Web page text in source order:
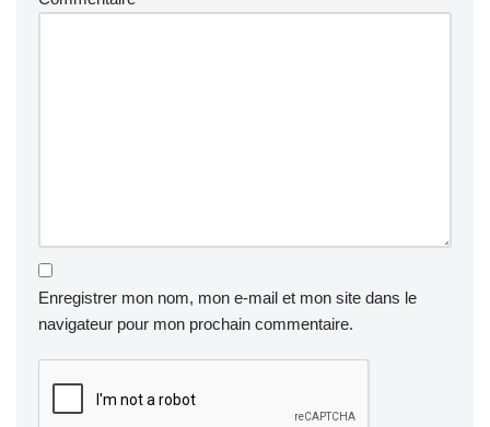
Enregistrer mon nom, mon e-mail et mon site dans le
navigateur pour mon prochain commentaire.